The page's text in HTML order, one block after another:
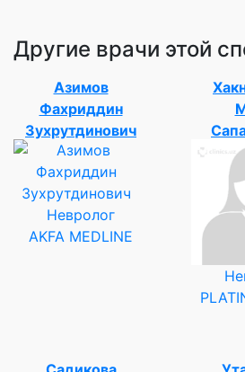
Другие врачи этой
Азимов
Фахриддин
Зухрутдинович
Невролог
AKFA MEDLINE